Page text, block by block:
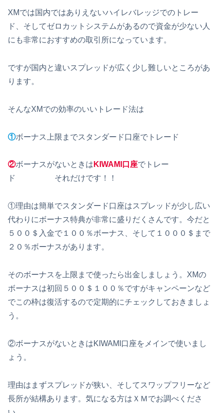
XMでは国内ではありえないハイレバレッジでのトレー
ド、そしてゼロカットシステムがあるので資金が少ない人
にも非常におすすめの取引所になっています。
ですが国内と違いスプレッドが広く少し難しいところがあ
ります。
そんなXMでの効率のいいトレード法は
①ボーナス上限までスタンダード口座でトレード
②ボーナスがないときは KIWAMI口座でトレー
ド それだけです！！
①理由は簡単でスタンダード口座はスプレッドが少し広い
代わりにボーナス特典が非常に盛りだくさんです。今だと
５００＄入金で１００％ボーナス、そして１０００＄まで
２０％ボーナスがあります。
そのボーナスを上限まで使ったら出金しましょう。XMの
ボーナスは初回５００＄１００％ですがキャンペーンなど
でこの枠は復活するので定期的にチェックしておきましょ
う。
②ボーナスがないときはKIWAMI口座をメインで使いまし
ょう。
理由はまずスプレッドが狭い、そしてスワップフリーなど
長所が結構あります。気になる方はＸＭでお調べくださ